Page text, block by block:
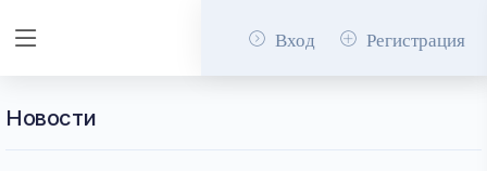
Вход Регистрация
Новости